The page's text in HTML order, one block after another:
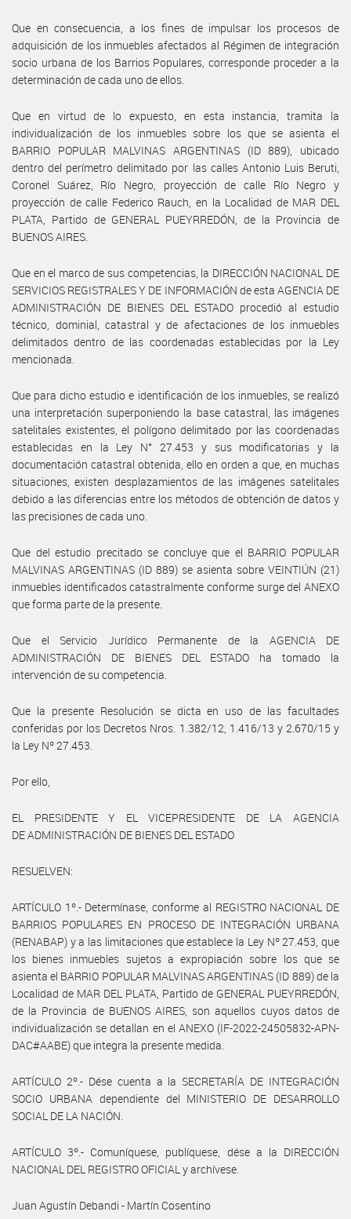
Que en consecuencia, a los fines de impulsar los procesos de
adquisición de los inmuebles afectados al Régimen de integración
socio urbana de los Barrios Populares, corresponde proceder a la
determinación de cada uno de ellos.
Que en virtud de lo expuesto, en esta instancia, tramita la
individualización de los inmuebles sobre los que se asienta el
BARRIO POPULAR MALVINAS ARGENTINAS (ID 889), ubicado
dentro del perímetro delimitado por las calles Antonio Luis Beruti,
Coronel Suárez, Río Negro, proyección de calle Río Negro y
proyección de calle Federico Rauch, en la Localidad de MAR DEL
PLATA, Partido de GENERAL PUEYRREDÓN, de la Provincia de
BUENOS AIRES.
Que en el marco de sus competencias, la DIRECCIÓN NACIONAL DE
SERVICIOS REGISTRALES Y DE INFORMACIÓN de esta AGENCIA DE
ADMINISTRACIÓN DE BIENES DEL ESTADO procedió al estudio
técnico, dominial, catastral y de afectaciones de los inmuebles
delimitados dentro de las coordenadas establecidas por la Ley
mencionada.
Que para dicho estudio e identificación de los inmuebles, se realizó
una interpretación superponiendo la base catastral, las imágenes
satelitales existentes, el polígono delimitado por las coordenadas
establecidas en la Ley N° 27.453 y sus modificatorias y la
documentación catastral obtenida, ello en orden a que, en muchas
situaciones, existen desplazamientos de las imágenes satelitales
debido a las diferencias entre los métodos de obtención de datos y
las precisiones de cada uno.
Que del estudio precitado se concluye que el BARRIO POPULAR
MALVINAS ARGENTINAS (ID 889) se asienta sobre VEINTIÚN (21)
inmuebles identificados catastralmente conforme surge del ANEXO
que forma parte de la presente.
Que el Servicio Jurídico Permanente de la AGENCIA DE
ADMINISTRACIÓN DE BIENES DEL ESTADO ha tomado la
intervención de su competencia.
Que la presente Resolución se dicta en uso de las facultades
conferidas por los Decretos Nros. 1.382/12, 1.416/13 y 2.670/15 y
la Ley Nº 27.453.
Por ello,
EL PRESIDENTE Y EL VICEPRESIDENTE DE LA AGENCIA
DE ADMINISTRACIÓN DE BIENES DEL ESTADO
RESUELVEN:
ARTÍCULO 1º.- Determínase, conforme al REGISTRO NACIONAL DE
BARRIOS POPULARES EN PROCESO DE INTEGRACIÓN URBANA
(RENABAP) y a las limitaciones que establece la Ley Nº 27.453, que
los bienes inmuebles sujetos a expropiación sobre los que se
asienta el BARRIO POPULAR MALVINAS ARGENTINAS (ID 889) de la
Localidad de MAR DEL PLATA, Partido de GENERAL PUEYRREDÓN,
de la Provincia de BUENOS AIRES, son aquellos cuyos datos de
individualización se detallan en el ANEXO (IF-2022-24505832-APN-
DAC#AABE) que integra la presente medida.
ARTÍCULO 2º.- Dése cuenta a la SECRETARÍA DE INTEGRACIÓN
SOCIO URBANA dependiente del MINISTERIO DE DESARROLLO
SOCIAL DE LA NACIÓN.
ARTÍCULO 3º.- Comuníquese, publíquese, dése a la DIRECCIÓN
NACIONAL DEL REGISTRO OFICIAL y archívese.
Juan Agustín Debandi - Martín Cosentino